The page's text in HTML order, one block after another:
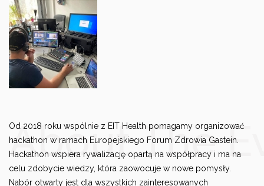
About The
Od 2018 roku wspólnie z EIT Health pomagamy organizować
hackathon w ramach Europejskiego Forum Zdrowia Gastein.
Hackathon wspiera rywalizację opartą na współpracy i ma na
celu zdobycie wiedzy, która zaowocuje w nowe pomysły.
Nabór otwarty jest dla wszystkich zainteresowanych